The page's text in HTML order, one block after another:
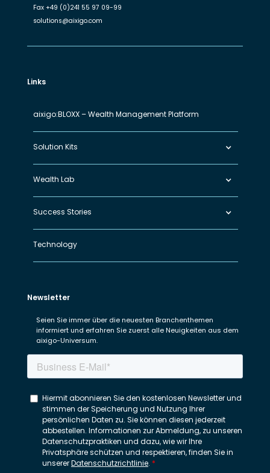
Fax +49 (0)241 55 97 09-99
solutions@aixigo.com
Links
aixigo:BLOXX – Wealth Management Platform
Solution Kits
Wealth Lab
Success Stories
Technology
Newsletter
Seien Sie immer über die neuesten Branchenthemen
informiert und erfahren Sie zuerst alle Neuigkeiten aus dem
aixigo-Universum.